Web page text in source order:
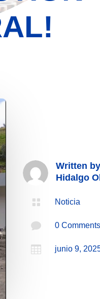
Written by
Hidalgo
 Noticia
 0
 junio 9,